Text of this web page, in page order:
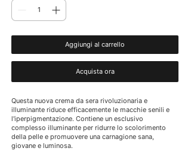
Aggiungi al carrello
Acquista ora
Questa nuova crema da sera rivoluzionaria e
illuminante riduce efficacemente le macchie senili e
l'iperpigmentazione. Contiene un esclusivo
complesso illuminante per ridurre lo scolorimento
della pelle e promuovere una carnagione sana,
giovane e luminosa.